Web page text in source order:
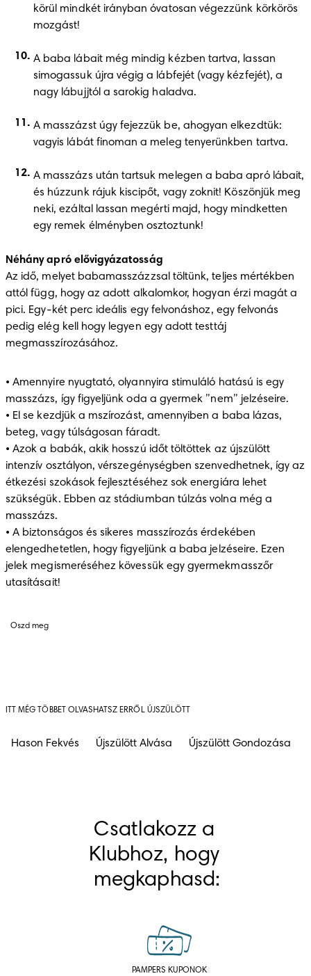
körül mindkét irányban óvatosan végezzünk körkörös
mozgást!
A baba lábait még mindig kézben tartva, lassan
simogassuk újra végig a lábfejét (vagy kézfejét), a
nagy lábujjtól a sarokig haladva.
A masszázst úgy fejezzük be, ahogyan elkezdtük:
vagyis lábát finoman a meleg tenyerünkben tartva.
A masszázs után tartsuk melegen a baba apró lábait,
és húzzunk rájuk kiscipőt, vagy zoknit! Köszönjük meg
neki, ezáltal lassan megérti majd, hogy mindketten
egy remek élményben osztoztunk!
Néhány apró elővigyázatosság
Az idő, melyet babamasszázzsal töltünk, teljes mértékben
attól függ, hogy az adott alkalomkor, hogyan érzi magát a
pici. Egy-két perc ideális egy felvonáshoz, egy felvonás
pedig elég kell hogy legyen egy adott testtáj
megmasszírozásához.
• Amennyire nyugtató, olyannyira stimuláló hatású is egy
masszázs, így figyeljünk oda a gyermek ’’nem’’ jelzéseire.
• El se kezdjük a mszírozást, amennyiben a baba lázas,
beteg, vagy túlságosan fáradt.
• Azok a babák, akik hosszú időt töltöttek az újszülött
intenzív osztályon, vérszegénységben szenvedhetnek, így az
étkezési szokások fejlesztéséhez sok energiára lehet
szükségük. Ebben az stádiumban túlzás volna még a
masszázs.
• A biztonságos és sikeres masszírozás érdekében
elengedhetetlen, hogy figyeljünk a baba jelzéseire. Ezen
jelek megismeréséhez kövessük egy gyermekmasszőr
utasításait!
Oszd meg
ITT MÉG TÖBBET OLVASHATSZ ERRŐL ÚJSZÜLÖTT
Hason Fekvés Újszülött Alvása Újszülött Gondozása
Csatlakozz a
Klubhoz, hogy
megkaphasd:
PAMPERS KUPONOK